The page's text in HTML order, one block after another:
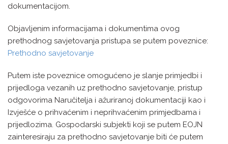
dokumentacijom.
Objavljenim informacijama i dokumentima ovog
prethodnog savjetovanja pristupa se putem poveznice:
Prethodno savjetovanje
Putem iste poveznice omogućeno je slanje primjedbi i
prijedloga vezanih uz prethodno savjetovanje, pristup
odgovorima Naručitelja i ažuriranoj dokumentaciji kao i
Izvješće o prihvaćenim i neprihvaćenim primjedbama i
prijedlozima. Gospodarski subjekti koji se putem EOJN
zainteresiraju za prethodno savjetovanje biti će putem